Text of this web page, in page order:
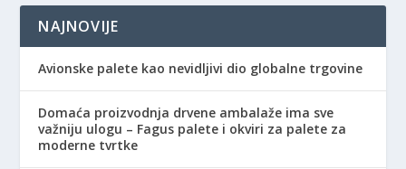
NAJNOVIJE
Avionske palete kao nevidljivi dio globalne trgovine
Domaća proizvodnja drvene ambalaže ima sve
važniju ulogu – Fagus palete i okviri za palete za
moderne tvrtke